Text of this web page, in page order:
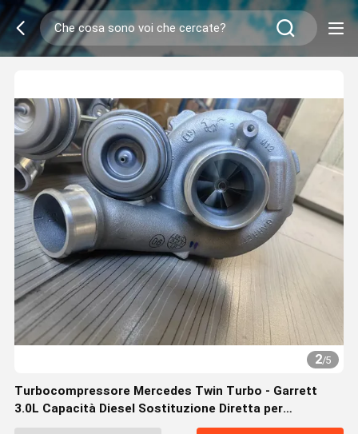
2/5
Turbocompressore Mercedes Twin Turbo - Garrett
3.0L Capacità Diesel Sostituzione Diretta per
A1570900280/827056-01/LP250619101